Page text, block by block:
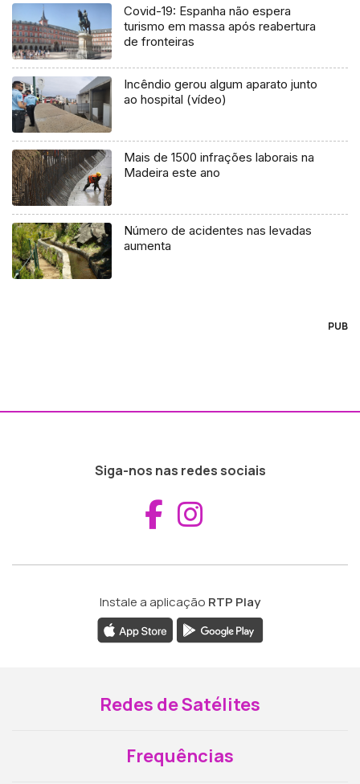
Covid-19: Espanha não espera
turismo em massa após reabertura
de fronteiras
Incêndio gerou algum aparato junto
ao hospital (vídeo)
Mais de 1500 infrações laborais na
Madeira este ano
Número de acidentes nas levadas
aumenta
PUB
Siga-nos nas redes sociais
Aceder ao
Instale a aplicação RTP Play
Redes de Satélites
Frequências